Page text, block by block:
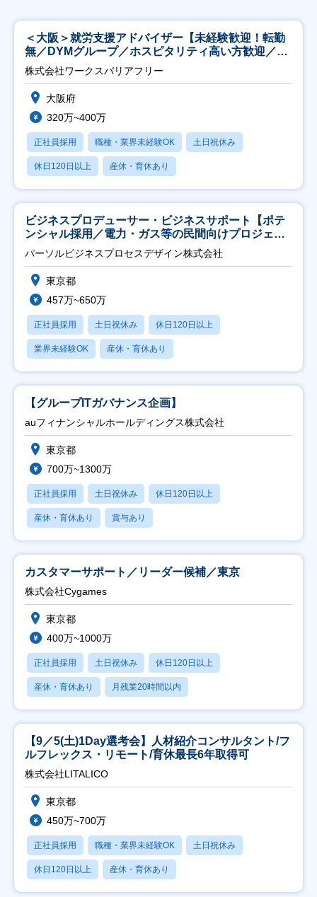
＜大阪＞就労支援アドバイザー【未経験歓迎！転勤
無／DYMグループ／ホスピタリティ高い方歓迎／土
日祝】
株式会社ワークスバリアフリー
大阪府
320万~400万
正社員採用 職種・業界未経験OK 土日祝休み
休日120日以上 産休・育休あり
ビジネスプロデューサー・ビジネスサポート【ポテ
ンシャル採用／電力・ガス等の民間向けプロジェク
ト推進】
パーソルビジネスプロセスデザイン株式会社
東京都
457万~650万
正社員採用 土日祝休み 休日120日以上
業界未経験OK 産休・育休あり
【グループITガバナンス企画】
auフィナンシャルホールディングス株式会社
東京都
700万~1300万
正社員採用 土日祝休み 休日120日以上
産休・育休あり 賞与あり
カスタマーサポート／リーダー候補／東京
株式会社Cygames
東京都
400万~1000万
正社員採用 土日祝休み 休日120日以上
産休・育休あり 月残業20時間以内
【9／5(土)1Day選考会】人材紹介コンサルタント/フ
ルフレックス・リモート/育休最長6年取得可
株式会社LITALICO
東京都
450万~700万
正社員採用 職種・業界未経験OK 土日祝休み
休日120日以上 産休・育休あり